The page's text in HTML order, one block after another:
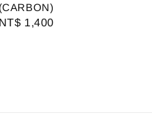
(CARBON)
Regular
NT$ 1,400